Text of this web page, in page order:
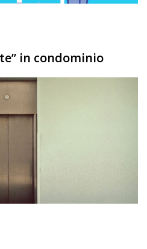
in condominio